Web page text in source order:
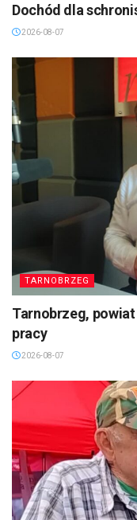
Dochód dla
2026-08-07
TARNOBRZEG
Tarnobrzeg,
pracy
2026-08-07